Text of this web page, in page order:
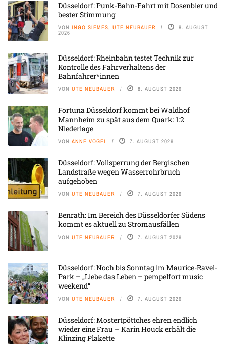
Düsseldorf: Punk-Bahn-Fahrt mit Dosenbier und
bester Stimmung
VON INGO SIEMES, UTE NEUBAUER 8. AUGUST
2026
Düsseldorf: Rheinbahn testet Technik zur
Kontrolle des Fahrverhaltens der
Bahnfahrer*innen
VON UTE NEUBAUER 8. AUGUST 2026
Fortuna Düsseldorf kommt bei Waldhof
Mannheim zu spät aus dem Quark: 1:2
Niederlage
VON ANNE VOGEL 7. AUGUST 2026
Düsseldorf: Vollsperrung der Bergischen
Landstraße wegen Wasserrohrbruch
aufgehoben
VON UTE NEUBAUER 7. AUGUST 2026
Benrath: Im Bereich des Düsseldorfer Südens
kommt es aktuell zu Stromausfällen
VON UTE NEUBAUER 7. AUGUST 2026
Düsseldorf: Noch bis Sonntag im Maurice-Ravel-
Park – „Liebe das Leben – pempelfort music
weekend“
VON UTE NEUBAUER 7. AUGUST 2026
Düsseldorf: Mostertpöttches ehren endlich
wieder eine Frau – Karin Houck erhält die
Klinzing Plakette